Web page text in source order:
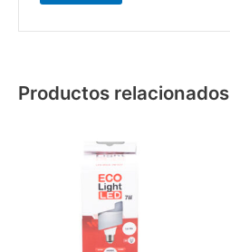
Productos relacionados